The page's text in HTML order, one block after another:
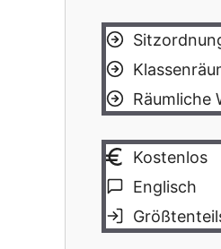
Räumliche
Kostenlos
Englisch